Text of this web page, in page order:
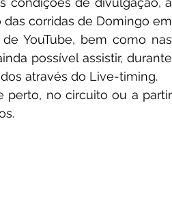
corridas de Domingo em
YouTube, bem como nas
possível assistir, durante
através do Live-timing.